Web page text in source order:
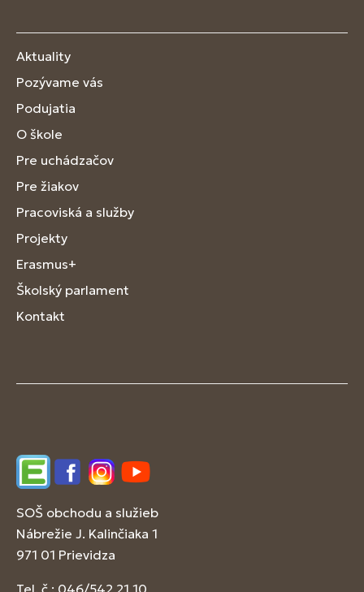
Aktuality
Pozývame vás
Podujatia
O škole
Pre uchádzačov
Pre žiakov
Pracoviská a služby
Projekty
Erasmus+
Školský parlament
Kontakt
EdupageFacebookInstagram
YouTube
SOŠ obchodu a služieb
Nábrežie J. Kalinčiaka 1
971 01 Prievidza